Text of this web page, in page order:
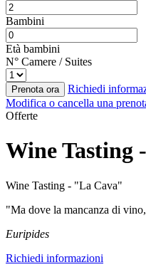
Bambini
Età bambini
N° Camere / Suites
Prenota ora
Richiedi
Modifica o cancella una
Offerte
Wine Tasting
Wine Tasting - "La Cava"
"Ma dove la mancanza di
Euripides
Richiedi informazioni